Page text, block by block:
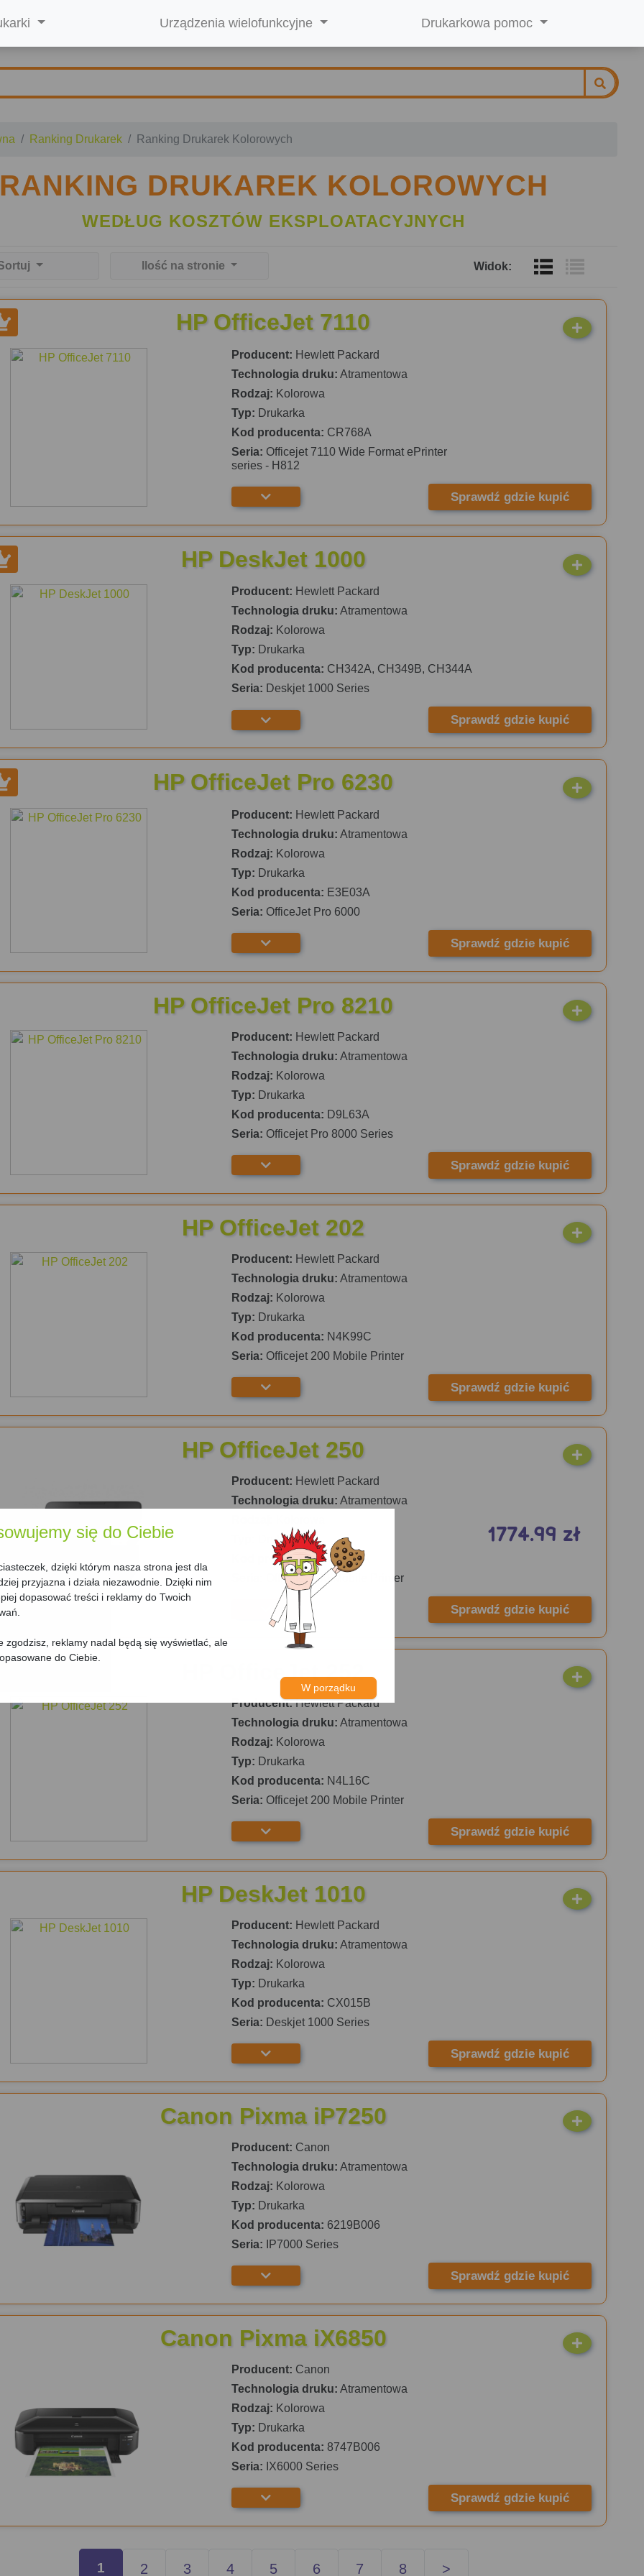
się do Ciebie
dzięki którym nasza strona jest dla
przyjazna i działa niezawodnie. Dzięki nim
dopasować treści i reklamy do Twoich
zgodzisz, reklamy nadal będą się wyświetlać, ale
do Ciebie.
W porządku
Urządzenia wielofunkcyjne Drukarkowa pomoc
Ranking Drukarek Ranking Drukarek Kolorowych
DRUKAREK KOLOROWYCH
WEDŁUG KOSZTÓW EKSPLOATACYJNYCH
Ilość na stronie Widok:
HP OfficeJet 7110
Producent: Hewlett Packard
Technologia druku: Atramentowa
Rodzaj: Kolorowa
Typ: Drukarka
Kod producenta: CR768A
Seria: Officejet 7110 Wide Format ePrinter
series - H812
Sprawdź gdzie kupić
HP DeskJet 1000
Producent: Hewlett Packard
Technologia druku: Atramentowa
Rodzaj: Kolorowa
Typ: Drukarka
Kod producenta: CH342A, CH349B, CH344A
Seria: Deskjet 1000 Series
Sprawdź gdzie kupić
HP OfficeJet Pro 6230
Producent: Hewlett Packard
Technologia druku: Atramentowa
Rodzaj: Kolorowa
Typ: Drukarka
Kod producenta: E3E03A
Seria: OfficeJet Pro 6000
Sprawdź gdzie kupić
HP OfficeJet Pro 8210
Producent: Hewlett Packard
Technologia druku: Atramentowa
Rodzaj: Kolorowa
Typ: Drukarka
Kod producenta: D9L63A
Seria: Officejet Pro 8000 Series
Sprawdź gdzie kupić
HP OfficeJet 202
Producent: Hewlett Packard
Technologia druku: Atramentowa
Rodzaj: Kolorowa
Typ: Drukarka
Kod producenta: N4K99C
Seria: Officejet 200 Mobile Printer
Sprawdź gdzie kupić
HP OfficeJet 250
Producent: Hewlett Packard
Technologia druku: Atramentowa
Drukarka
Kod producenta:CZ992A
Officejet 200 Mobile Printer
1774.99 zł
Sprawdź gdzie kupić
HP OfficeJet 252
Producent:Hewlett Packard
Technologia druku: Atramentowa
Rodzaj: Kolorowa
Typ: Drukarka
Kod producenta: N4L16C
Seria: Officejet 200 Mobile Printer
Sprawdź gdzie kupić
HP DeskJet 1010
Producent: Hewlett Packard
Technologia druku: Atramentowa
Rodzaj: Kolorowa
Typ: Drukarka
Kod producenta: CX015B
Seria: Deskjet 1000 Series
Sprawdź gdzie kupić
Canon Pixma iP7250
Producent: Canon
Technologia druku: Atramentowa
Rodzaj: Kolorowa
Typ: Drukarka
Kod producenta: 6219B006
Seria: IP7000 Series
Sprawdź gdzie kupić
Canon Pixma iX6850
Producent: Canon
Technologia druku: Atramentowa
Rodzaj: Kolorowa
Typ: Drukarka
Kod producenta: 8747B006
Seria: IX6000 Series
Sprawdź gdzie kupić
1 2 3 4 5 6 7 8 >